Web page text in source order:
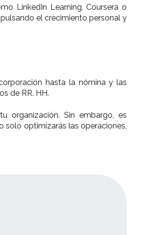
LinkedIn Learning, Coursera o
el crecimiento personal y
hasta la nómina y las
de RR. HH.
organización. Sin embargo, es
solo optimizarás las operaciones,